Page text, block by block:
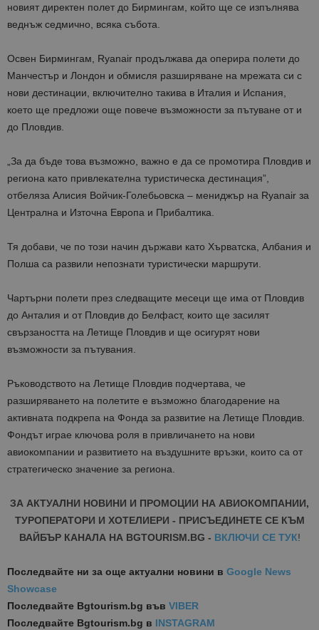
новият директен полет до Бирмингам, който ще се изпълнява
веднъж седмично, всяка събота.
Освен Бирмингам, Ryanair продължава да оперира полети до
Манчестър и Лондон и обмисля разширяване на мрежата си с
нови дестинации, включително такива в Италия и Испания,
което ще предложи още повече възможности за пътуване от и
до Пловдив.
„За да бъде това възможно, важно е да се промотира Пловдив и
региона като привлекателна туристическа дестинация”,
отбеляза Алисия Войчик-Голебьовска – мениджър на Ryanair за
Централна и Източна Европа и Прибалтика.
Тя добави, че по този начин държави като Хърватска, Албания и
Полша са развили непознати туристически маршрути.
Чартърни полети през следващите месеци ще има от Пловдив
до Анталия и от Пловдив до Белфаст, които ще засилят
свързаността на Летище Пловдив и ще осигурят нови
възможности за пътувания.
Ръководството на Летище Пловдив подчертава, че
разширяването на полетите е възможно благодарение на
активната подкрепа на Фонда за развитие на Летище Пловдив.
Фондът играе ключова роля в привличането на нови
авиокомпании и развитието на въздушните връзки, които са от
стратегическо значение за региона.
ЗА АКТУАЛНИ НОВИНИ И ПРОМОЦИИ НА АВИОКОМПАНИИ,
ТУРОПЕРАТОРИ И ХОТЕЛИЕРИ - ПРИСЪЕДИНЕТЕ СЕ КЪМ
ВАЙБЪР КАНАЛА НА BGTOURISM.BG - ВКЛЮЧИ СЕ ТУК!
Последвайте ни за още актуални новини в Google News
Showcase
Последвайте Bgtourism.bg във VIBER
Последвайте Bgtourism.bg в INSTAGRAM